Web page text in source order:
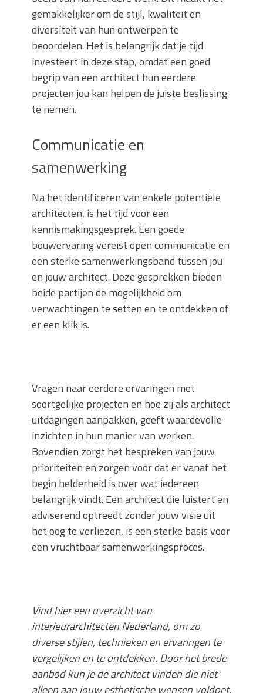
gemakkelijker om de stijl, kwaliteit en
diversiteit van hun ontwerpen te
beoordelen. Het is belangrijk dat je tijd
investeert in deze stap, omdat een goed
begrip van een architect hun eerdere
projecten jou kan helpen de juiste beslissing
te nemen.
Communicatie en
samenwerking
Na het identificeren van enkele potentiële
architecten, is het tijd voor een
kennismakingsgesprek. Een goede
bouwervaring vereist open communicatie en
een sterke samenwerkingsband tussen jou
en jouw architect. Deze gesprekken bieden
beide partijen de mogelijkheid om
verwachtingen te setten en te ontdekken of
er een klik is.
Vragen naar eerdere ervaringen met
soortgelijke projecten en hoe zij als architect
uitdagingen aanpakken, geeft waardevolle
inzichten in hun manier van werken.
Bovendien zorgt het bespreken van jouw
prioriteiten en zorgen voor dat er vanaf het
begin helderheid is over wat iedereen
belangrijk vindt. Een architect die luistert en
adviserend optreedt zonder jouw visie uit
het oog te verliezen, is een sterke basis voor
een vruchtbaar samenwerkingsproces.
Vind hier een overzicht van
interieurarchitecten Nederland, om zo
diverse stijlen, technieken en ervaringen te
vergelijken en te ontdekken. Door het brede
aanbod kun je de architect vinden die niet
alleen aan jouw esthetische wensen voldoet,